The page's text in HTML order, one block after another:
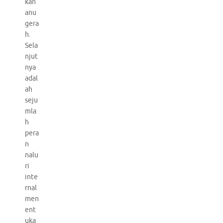
anu
gera
h.
Sela
njut
nya
adal
ah
seju
mla
h
pera
n
nalu
ri
inte
rnal
men
ent
uka